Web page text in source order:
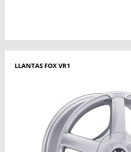
LLANTAS FOX VR1